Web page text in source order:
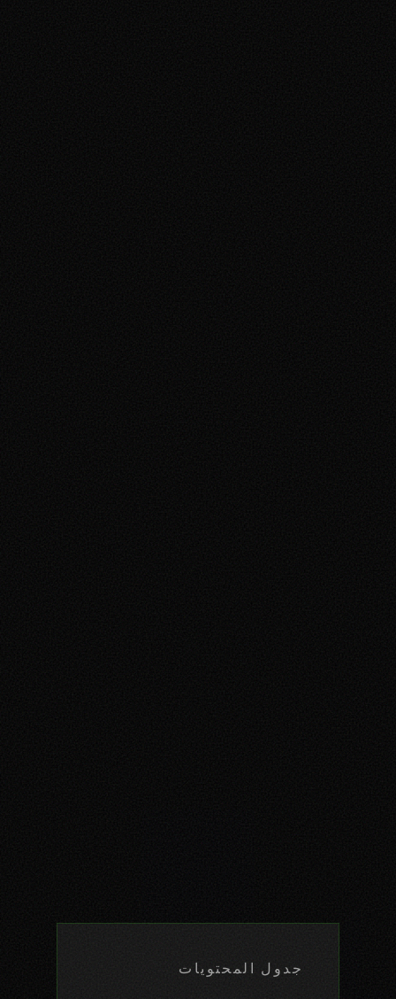
جدول المحتويات